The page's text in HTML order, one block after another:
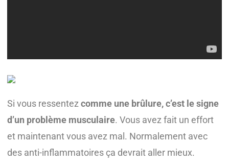
Si vous ressentez comme une brûlure, c’est le signe
d’un problème musculaire. Vous avez fait un effort
et maintenant vous avez mal. Normalement avec
des anti-inflammatoires ça devrait aller mieux.